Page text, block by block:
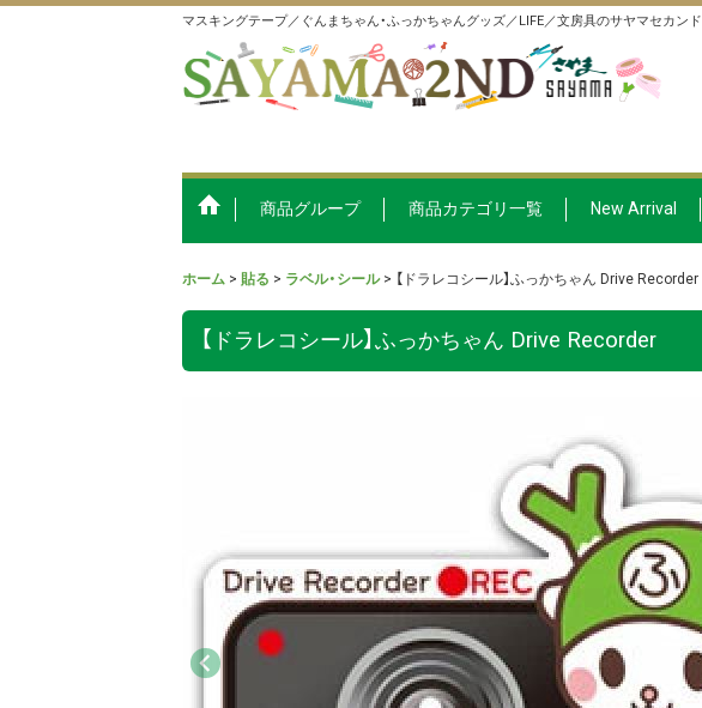
マスキングテープ／ぐんまちゃん・ふっかちゃんグッズ／LIFE／文房具のサヤマセカンド
商品グループ 商品カテゴリ一覧 New Arrival
ホーム > 貼る > ラベル・シール > 【ドラレコシール】ふっかちゃん Drive Recorder
【ドラレコシール】ふっかちゃん Drive Recorder